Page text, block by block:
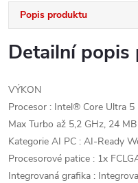
Popis produktu
Detailní popis
VÝKON
Procesor : Intel® Core Ultra 5
Max Turbo až 5,2 GHz, 24
Kategorie AI PC : AI-Ready
Procesorové patice : 1x
Integrovaná grafika :